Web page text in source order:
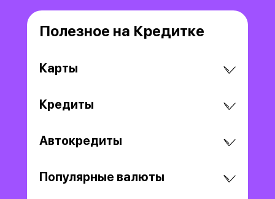
Полезное на Кредитке
Карты
Кредиты
Автокредиты
Популярные валюты